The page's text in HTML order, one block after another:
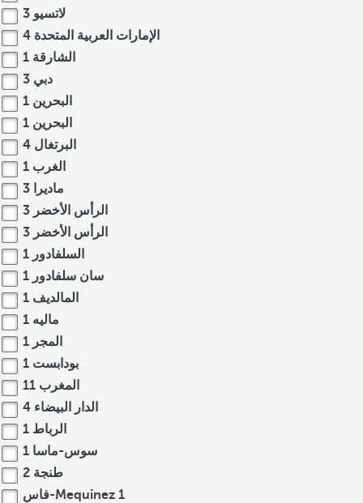
لاتسيو 3
الإمارات العربية المتحدة 4
الشارقة 1
دبي 3
البحرين 1
البحرين 1
البرتغال 4
الغرب 1
ماديرا 3
الرأس الأخضر 3
الرأس الأخضر 3
السلفادور 1
سان سلفادور 1
المالديف 1
ماليه 1
المجر 1
بودابست 1
المغرب 11
الدار البيضاء 4
الرباط 1
سوس-ماسا 1
طنجة 2
فاس-Mequinez 1